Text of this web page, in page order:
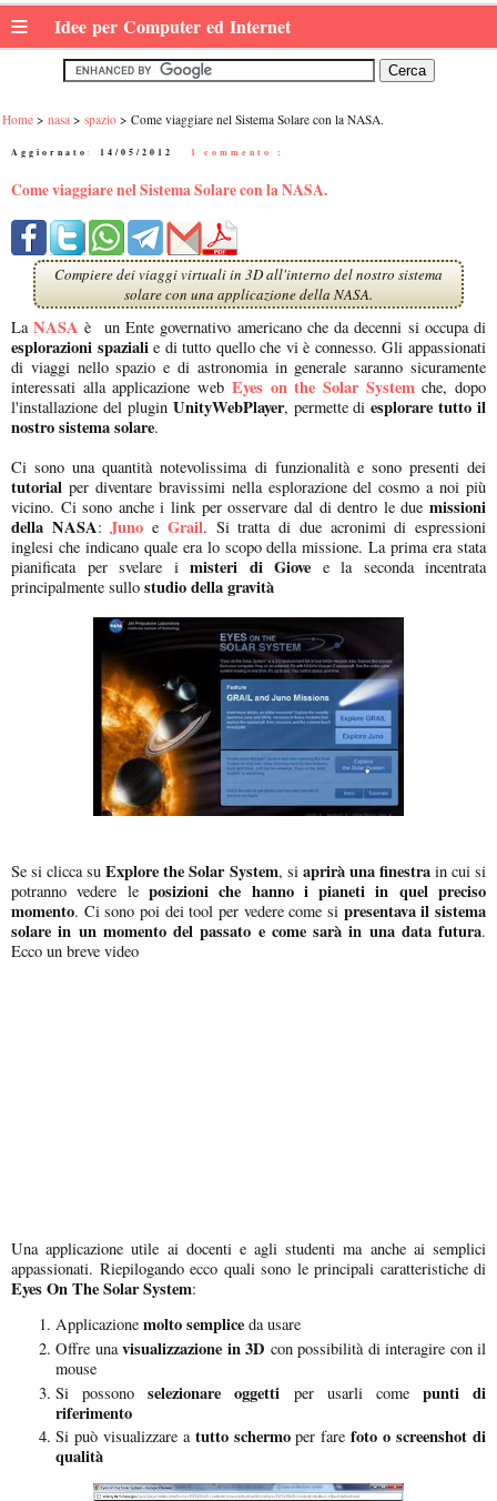
≡ Idee per Computer ed Internet
Home nasa spazio Come viaggiare nel Sistema Solare con la NASA.
Aggiornato: 14/05/2012 1 commento :
Come viaggiare nel Sistema Solare con la NASA.
Compiere dei viaggi virtuali in 3D all'interno del nostro sistema
solare con una applicazione della NASA.
LaNASA è un Ente governativo americano che da decenni si occupa di
esplorazioni spazialie di tutto quello che vi è connesso. Gli appassionati
di viaggi nello spazio e di astronomia in generale saranno sicuramente
interessati alla applicazione web Eyes on the Solar Systemche, dopo
l'installazione del plugin UnityWebPlayer, permette diesplorare tutto il
nostro sistema solare.
Ci sono una quantità notevolissima di funzionalità e sono presenti dei
tutorial per diventare bravissimi nella esplorazione del cosmo a noi più
vicino. Ci sono anche i link per osservare dal di dentro le due missioni
della NASA:Juno e Grail. Si tratta di due acronimi di espressioni
inglesi che indicano quale era lo scopo della missione. La prima era stata
pianificata per svelare i misteri di Giove e la seconda incentrata
principalmente sullo studio della gravità
Se si clicca suExplore the Solar System, si aprirà una finestrain cui si
potranno vedere le posizioni che hanno i pianeti in quel preciso
momento. Ci sono poi dei tool per vedere come si presentava il sistema
solare in un momento del passato e come sarà in una data futura.
Ecco un breve video
Una applicazione utile ai docenti e agli studenti ma anche ai semplici
appassionati. Riepilogando ecco quali sono le principali caratteristiche di
Eyes On The Solar System:
Applicazione molto semplice da usare
Offre unavisualizzazione in 3D con possibilità di interagire con il
mouse
Si possonoselezionare oggetti per usarli come punti di
riferimento
Si può visualizzare a tutto schermoper farefoto o screenshot di
qualità